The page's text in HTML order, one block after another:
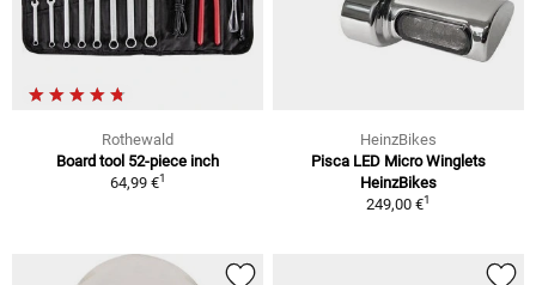
Rothewald
Board tool 52-piece inch
64,99 €1
HeinzBikes
Pisca LED Micro Winglets
HeinzBikes
249,00 €1